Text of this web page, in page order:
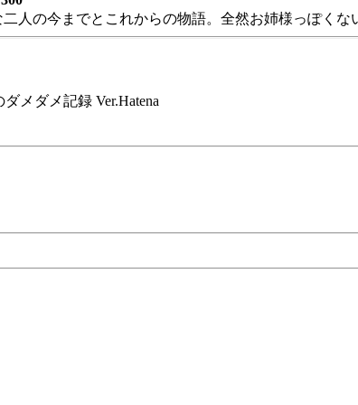
人の今までとこれからの物語。全然お姉様っぽくな
メダメ記録 Ver.Hatena